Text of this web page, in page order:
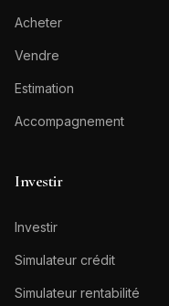
Acheter
Vendre
Estimation
Accompagnement
Investir
Investir
Simulateur crédit
Simulateur rentabilité